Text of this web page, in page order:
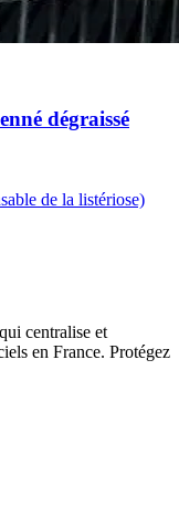
dégraissé
de la listériose)
centralise et
en France. Protégez